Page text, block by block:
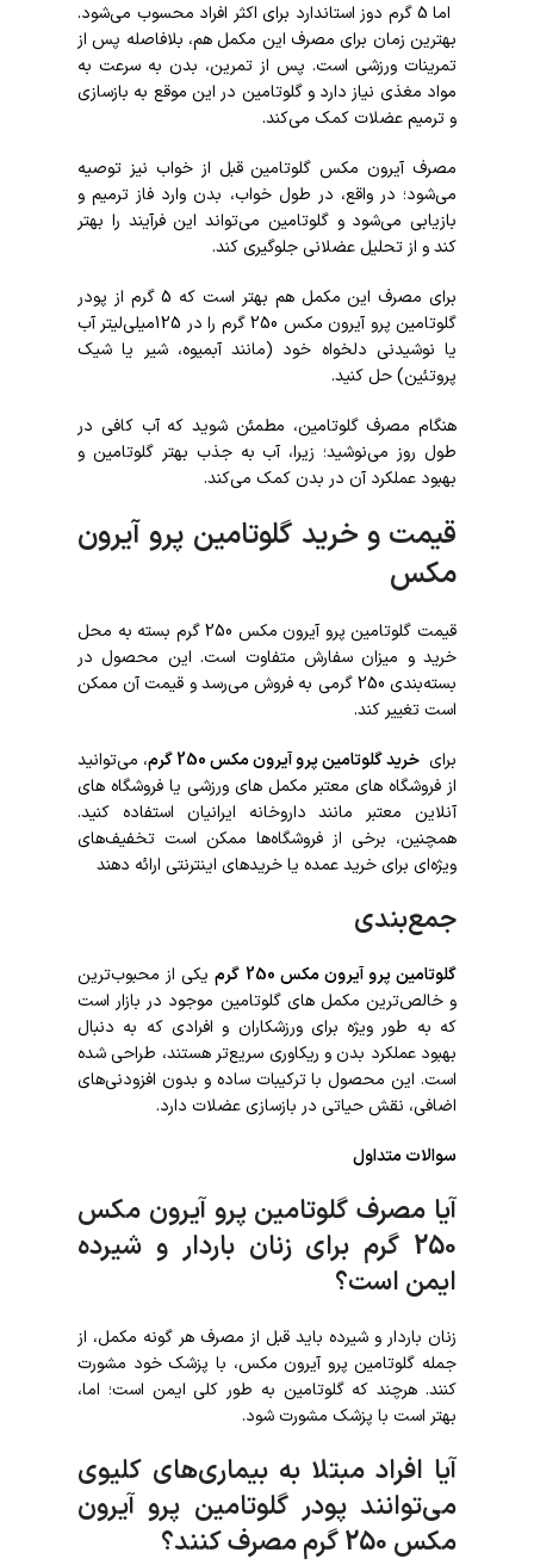
اما 5 گرم دوز استاندارد برای اکثر افراد محسوب می‌شود.
بهترین زمان برای مصرف این مکمل هم، بلافاصله پس از
تمرینات ورزشی است. پس از تمرین، بدن به سرعت به
مواد مغذی نیاز دارد و گلوتامین در این موقع به بازسازی
و ترمیم عضلات کمک می‌کند.
مصرف آیرون مکس گلوتامین قبل از خواب نیز توصیه
می‌شود؛ در واقع، در طول خواب، بدن وارد فاز ترمیم و
بازیابی می‌شود و گلوتامین می‌تواند این فرآیند را بهتر
کند و از تحلیل عضلانی جلوگیری کند.
برای مصرف این مکمل هم بهتر است که 5 گرم از پودر
گلوتامین پرو آیرون مکس 250 گرم را در 125میلی‌لیتر آب
یا نوشیدنی دلخواه خود (مانند آبمیوه، شیر یا شیک
پروتئین) حل کنید.
هنگام مصرف گلوتامین، مطمئن شوید که آب کافی در
طول روز می‌نوشید؛ زیرا، آب به جذب بهتر گلوتامین و
بهبود عملکرد آن در بدن کمک می‌کند.
قیمت و خرید گلوتامین پرو آیرون
مکس
قیمت گلوتامین پرو آیرون مکس 250 گرم بسته به محل
خرید و میزان سفارش متفاوت است. این محصول در
بسته‌بندی 250 گرمی به فروش می‌رسد و قیمت آن ممکن
است تغییر کند.
برای خرید گلوتامین پرو آیرون مکس 250 گرم
، می‌توانید
از فروشگاه ‌های معتبر مکمل ‌های ورزشی یا فروشگاه‌ های
آنلاین معتبر مانند داروخانه ایرانیان استفاده کنید.
همچنین، برخی از فروشگاه‌ها ممکن است تخفیف‌های
ویژه‌ای برای خرید عمده یا خریدهای اینترنتی ارائه دهند
جمع‌بندی
گلوتامین پرو آیرون مکس 250 گرم
یکی از محبوب‌ترین
و خالص‌ترین مکمل‌ های گلوتامین موجود در بازار است
که به طور ویژه برای ورزشکاران و افرادی که به دنبال
بهبود عملکرد بدن و ریکاوری سریع‌تر هستند، طراحی شده
است. این محصول با ترکیبات ساده و بدون افزودنی‌های
اضافی، نقش حیاتی در بازسازی عضلات دارد.
سوالات متداول
آیا مصرف گلوتامین پرو آیرون مکس
250 گرم برای زنان باردار و شیرده
ایمن است؟
زنان باردار و شیرده باید قبل از مصرف هر گونه مکمل، از
جمله گلوتامین پرو آیرون مکس، با پزشک خود مشورت
کنند. هرچند که گلوتامین به طور کلی ایمن است؛ اما،
بهتر است با پزشک مشورت شود.
آیا افراد مبتلا به بیماری‌های کلیوی
می‌توانند پودر گلوتامین پرو آیرون
مکس 250 گرم مصرف کنند؟